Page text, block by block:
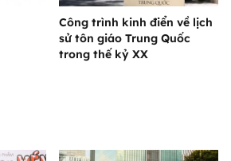
Công trình kinh điển về lịch
sử tôn giáo Trung Quốc
trong thế kỷ XX